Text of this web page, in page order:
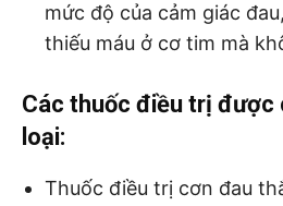
mức độ của cảm giác
thiếu máu ở cơ tim mà
Các thuốc điều trị được
loại:
Thuốc điều trị cơn đau